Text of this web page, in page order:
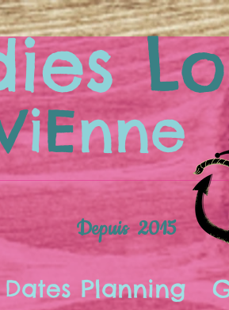
Lo
iEnne
Depuis 2015
Dates Planning